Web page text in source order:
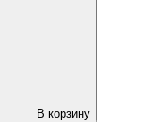
В корзину